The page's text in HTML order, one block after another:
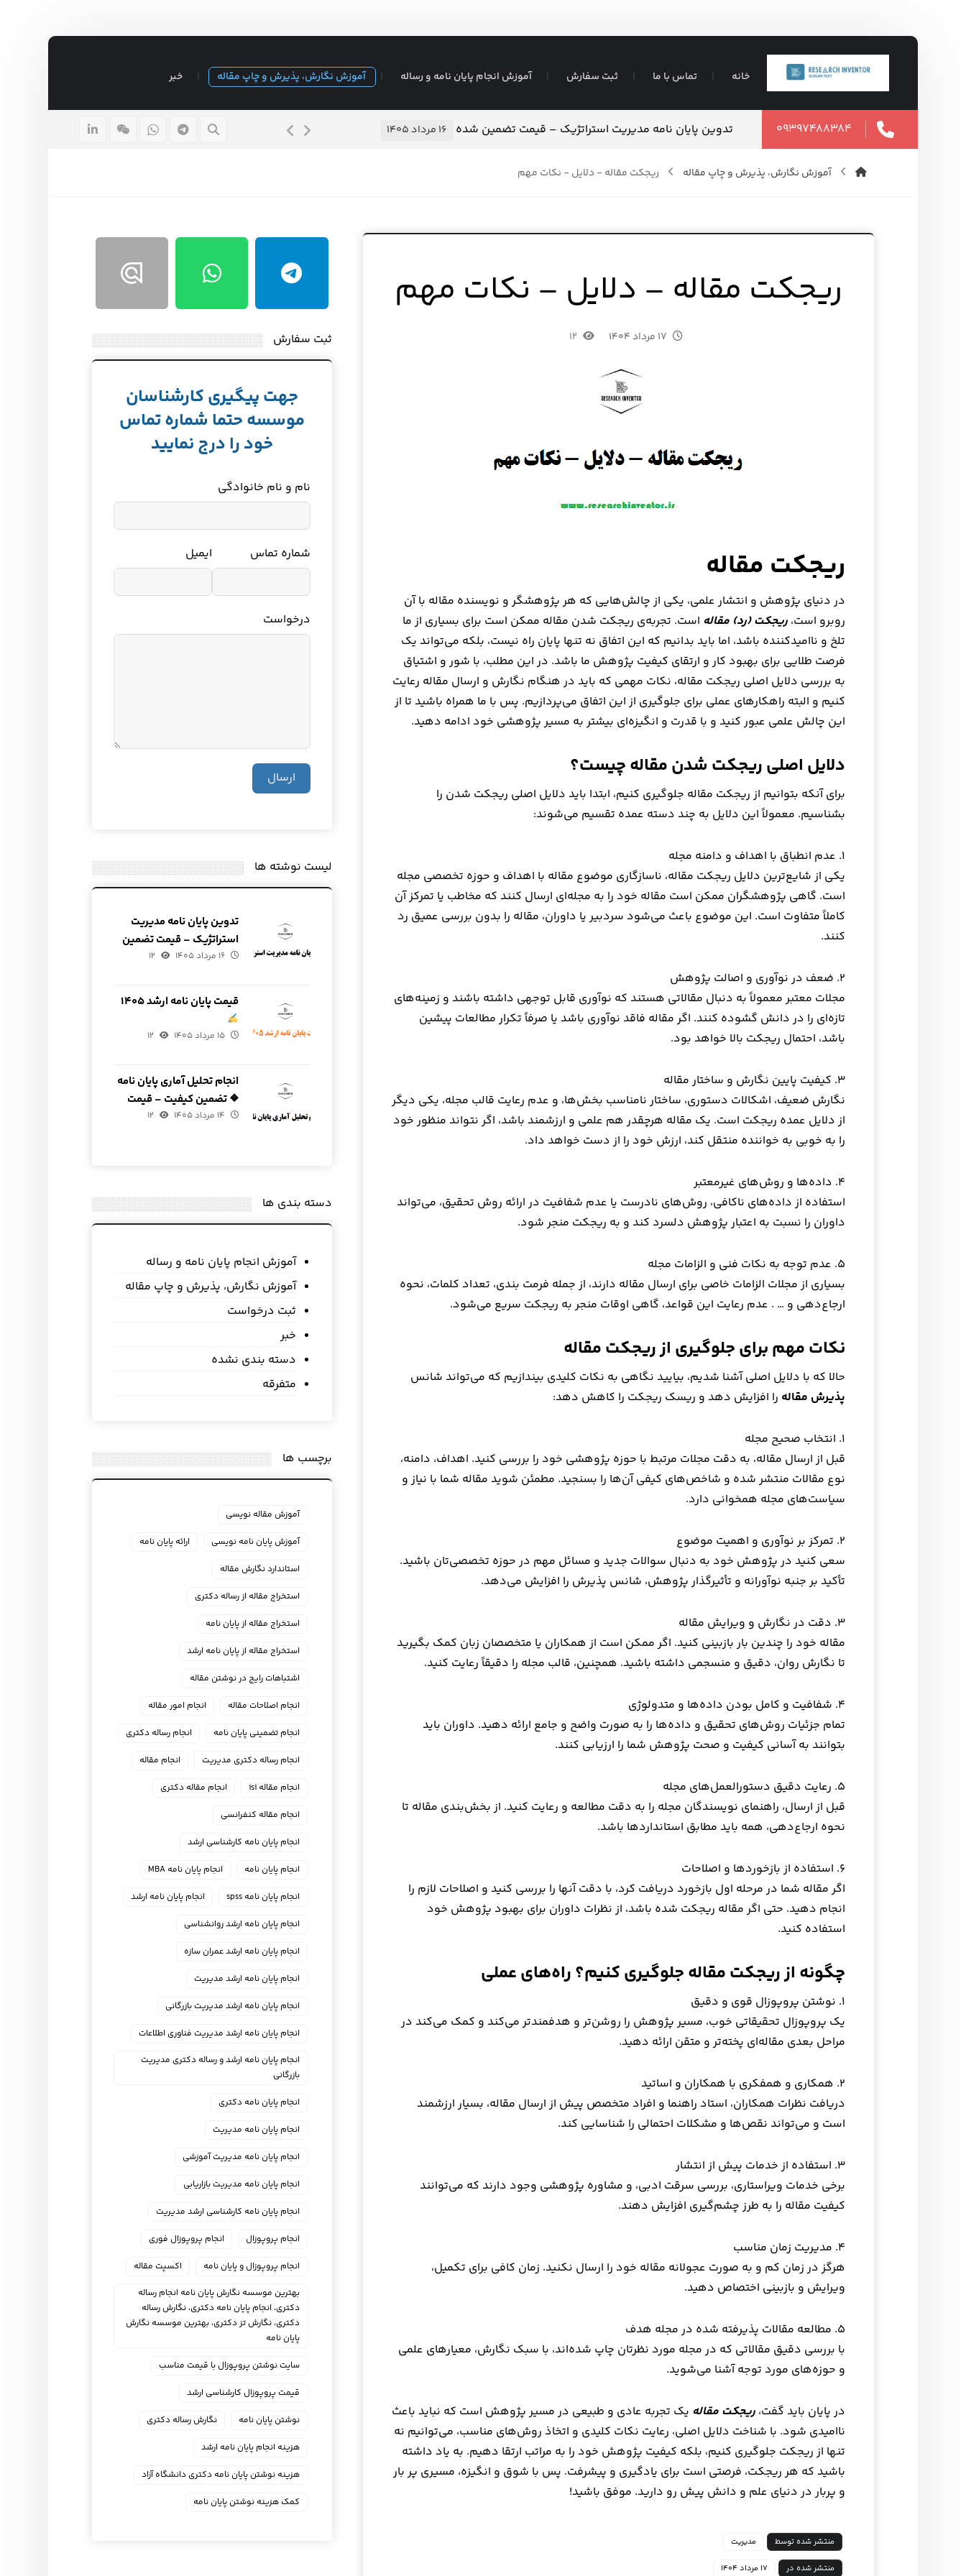
خانه تماس با ما ثبت سفارش آموزش انجام پایان نامه و رساله آموزش نگارش، پذیرش و چاپ مقاله خبر
۰۹۳۹۷۴۸۸۳۸۴ موضوع پایان نامه مدیریت بازرگانی داخلی تدوین پایان نامه مدیریت استراتژیک – قیمت تضمین شده ۱۶ مرداد ۱۴۰۵
آموزش نگارش، پذیرش و چاپ مقاله ریجکت مقاله - دلایل - نکات مهم
ریجکت مقاله – دلایل – نکات مهم
۱۷ مرداد ۱۴۰۴ ۱۲
ریجکت مقاله
در دنیای پژوهش و انتشار علمی، یکی از چالش‌هایی که هر پژوهشگر و نویسنده مقاله با آن
روبرو است، ریجکت (رد) مقاله است. تجربه‌ی ریجکت شدن مقاله ممکن است برای بسیاری از ما
تلخ و ناامیدکننده باشد، اما باید بدانیم که این اتفاق نه تنها پایان راه نیست، بلکه می‌تواند یک
فرصت طلایی برای بهبود کار و ارتقای کیفیت پژوهش ما باشد. در این مطلب، با شور و اشتیاق
به بررسی دلایل اصلی ریجکت مقاله، نکات مهمی که باید در هنگام نگارش و ارسال مقاله رعایت
کنیم و البته راهکارهای عملی برای جلوگیری از این اتفاق می‌پردازیم. پس با ما همراه باشید تا از
این چالش علمی عبور کنید و با قدرت و انگیزه‌ای بیشتر به مسیر پژوهشی خود ادامه دهید.
دلایل اصلی ریجکت شدن مقاله چیست؟
برای آنکه بتوانیم از ریجکت مقاله جلوگیری کنیم، ابتدا باید دلایل اصلی ریجکت شدن را
بشناسیم. معمولاً این دلایل به چند دسته عمده تقسیم می‌شوند:
۱. عدم انطباق با اهداف و دامنه مجله
یکی از شایع‌ترین دلایل ریجکت مقاله، ناسازگاری موضوع مقاله با اهداف و حوزه تخصصی مجله
است. گاهی پژوهشگران ممکن است مقاله خود را به مجله‌ای ارسال کنند که مخاطب یا تمرکز آن
کاملاً متفاوت است. این موضوع باعث می‌شود سردبیر یا داوران، مقاله را بدون بررسی عمیق رد
کنند.
۲. ضعف در نوآوری و اصالت پژوهش
مجلات معتبر معمولاً به دنبال مقالاتی هستند که نوآوری قابل توجهی داشته باشند و زمینه‌های
تازه‌ای را در دانش گشوده کنند. اگر مقاله فاقد نوآوری باشد یا صرفاً تکرار مطالعات پیشین
باشد، احتمال ریجکت بالا خواهد بود.
۳. کیفیت پایین نگارش و ساختار مقاله
نگارش ضعیف، اشکالات دستوری، ساختار نامناسب بخش‌ها، و عدم رعایت قالب مجله، یکی دیگر
از دلایل عمده ریجکت است. یک مقاله هرچقدر هم علمی و ارزشمند باشد، اگر نتواند منظور خود
را به خوبی به خواننده منتقل کند، ارزش خود را از دست خواهد داد.
۴. داده‌ها و روش‌های غیرمعتبر
استفاده از داده‌های ناکافی، روش‌های نادرست یا عدم شفافیت در ارائه روش تحقیق، می‌تواند
داوران را نسبت به اعتبار پژوهش دلسرد کند و به ریجکت منجر شود.
۵. عدم توجه به نکات فنی و الزامات مجله
بسیاری از مجلات الزامات خاصی برای ارسال مقاله دارند، از جمله فرمت بندی، تعداد کلمات، نحوه
ارجاع‌دهی و … . عدم رعایت این قواعد، گاهی اوقات منجر به ریجکت سریع می‌شود.
نکات مهم برای جلوگیری از ریجکت مقاله
حالا که با دلایل اصلی آشنا شدیم، بیایید نگاهی به نکات کلیدی بیندازیم که می‌تواند شانس
پذیرش مقاله را افزایش دهد و ریسک ریجکت را کاهش دهد:
۱. انتخاب صحیح مجله
قبل از ارسال مقاله، به دقت مجلات مرتبط با حوزه پژوهشی خود را بررسی کنید. اهداف، دامنه،
نوع مقالات منتشر شده و شاخص‌های کیفی آن‌ها را بسنجید. مطمئن شوید مقاله شما با نیاز و
سیاست‌های مجله همخوانی دارد.
۲. تمرکز بر نوآوری و اهمیت موضوع
سعی کنید در پژوهش خود به دنبال سوالات جدید و مسائل مهم در حوزه تخصصی‌تان باشید.
تأکید بر جنبه نوآورانه و تأثیرگذار پژوهش، شانس پذیرش را افزایش می‌دهد.
۳. دقت در نگارش و ویرایش مقاله
مقاله خود را چندین بار بازبینی کنید. اگر ممکن است از همکاران یا متخصصان زبان کمک بگیرید
تا نگارش روان، دقیق و منسجمی داشته باشید. همچنین، قالب مجله را دقیقاً رعایت کنید.
۴. شفافیت و کامل بودن داده‌ها و متدولوژی
تمام جزئیات روش‌های تحقیق و داده‌ها را به صورت واضح و جامع ارائه دهید. داوران باید
بتوانند به آسانی کیفیت و صحت پژوهش شما را ارزیابی کنند.
۵. رعایت دقیق دستورالعمل‌های مجله
قبل از ارسال، راهنمای نویسندگان مجله را به دقت مطالعه و رعایت کنید. از بخش‌بندی مقاله تا
نحوه ارجاع‌دهی، همه باید مطابق استانداردها باشد.
۶. استفاده از بازخوردها و اصلاحات
اگر مقاله شما در مرحله اول بازخورد دریافت کرد، با دقت آنها را بررسی کنید و اصلاحات لازم را
انجام دهید. حتی اگر مقاله ریجکت شده باشد، از نظرات داوران برای بهبود پژوهش خود
استفاده کنید.
چگونه از ریجکت مقاله جلوگیری کنیم؟ راه‌های عملی
۱. نوشتن پروپوزال قوی و دقیق
یک پروپوزال تحقیقاتی خوب، مسیر پژوهش را روشن‌تر و هدفمندتر می‌کند و کمک می‌کند در
مراحل بعدی مقاله‌ای پخته‌تر و متقن ارائه دهید.
۲. همکاری و همفکری با همکاران و اساتید
دریافت نظرات همکاران، استاد راهنما و افراد متخصص پیش از ارسال مقاله، بسیار ارزشمند
است و می‌تواند نقص‌ها و مشکلات احتمالی را شناسایی کند.
۳. استفاده از خدمات پیش از انتشار
برخی خدمات ویراستاری، بررسی سرقت ادبی، و مشاوره پژوهشی وجود دارند که می‌توانند
کیفیت مقاله را به طرز چشم‌گیری افزایش دهند.
۴. مدیریت زمان مناسب
هرگز در زمان کم و به صورت عجولانه مقاله خود را ارسال نکنید. زمان کافی برای تکمیل،
ویرایش و بازبینی اختصاص دهید.
۵. مطالعه مقالات پذیرفته شده در مجله هدف
با بررسی دقیق مقالاتی که در مجله مورد نظرتان چاپ شده‌اند، با سبک نگارش، معیارهای علمی
و حوزه‌های مورد توجه آشنا می‌شوید.
در پایان باید گفت، ریجکت مقاله یک تجربه عادی و طبیعی در مسیر پژوهش است که نباید باعث
ناامیدی شود. با شناخت دلایل اصلی، رعایت نکات کلیدی و اتخاذ روش‌های مناسب، می‌توانیم نه
تنها از ریجکت جلوگیری کنیم، بلکه کیفیت پژوهش خود را به مراتب ارتقا دهیم. به یاد داشته
باشید که هر ریجکت، فرصتی است برای یادگیری و پیشرفت. پس با شوق و انگیزه، مسیری پر بار
و پربار در دنیای علم و دانش پیش رو دارید. موفق باشید!
منتشر شده توسط مدیریت
منتشر شده در ۱۷ مرداد ۱۴۰۴
ثبت سفارش
جهت پیگیری کارشناسان
موسسه حتما شماره تماس
خود را درج نمایید
نام و نام خانوادگی
شماره تماس ایمیل
درخواست
ارسال
لیست نوشته ها
تدوین پایان نامه مدیریت
استراتژیک – قیمت تضمین
شده
۱۶ مرداد ۱۴۰۵ ۱۲
قیمت پایان نامه ارشد ۱۴۰۵
۱۵ مرداد ۱۴۰۵ ۱۲
انجام تحلیل آماری پایان نامه
❖ تضمین کیفیت – قیمت
مناسب
۱۴ مرداد ۱۴۰۵ ۱۲
دسته بندی ها
آموزش انجام پایان نامه و رساله
آموزش نگارش، پذیرش و چاپ مقاله
ثبت درخواست
خبر
دسته بندی نشده
متفرقه
برچسب ها
آموزش مقاله نویسی
آموزش پایان نامه نویسی
ارائه پایان نامه
استاندارد نگارش مقاله
استخراج مقاله از رساله دکتری
استخراج مقاله از پایان نامه
استخراج مقاله از پایان نامه ارشد
اشتباهات رایج در نوشتن مقاله
انجام اصلاحات مقاله
انجام امور مقاله
انجام تضمینی پایان نامه
انجام رساله دکتری
انجام رساله دکتری مدیریت
انجام مقاله
انجام مقاله isi
انجام مقاله دکتری
انجام مقاله کنفرانسی
انجام پايان نامه كارشناسي ارشد
انجام پایان نامه
انجام پایان نامه MBA
انجام پایان نامه spss
انجام پایان نامه ارشد
انجام پایان نامه ارشد روانشناسی
انجام پایان نامه ارشد عمران سازه
انجام پایان نامه ارشد مدیریت
انجام پایان نامه ارشد مدیریت بازرگانی
انجام پایان نامه ارشد مدیریت فناوری اطلاعات
انجام پایان نامه ارشد و رساله دکتری مدیریت
بازرگانی
انجام پایان نامه دکتری
انجام پایان نامه مدیریت
انجام پایان نامه مدیریت آموزشی
انجام پایان نامه مدیریت بازاریابی
انجام پایان نامه کارشناسی ارشد مدیریت
انجام پروپوزال
انجام پروپوزال فوری
انجام پروپوزال و پایان نامه
اکسپت مقاله
بهترین موسسه نگارش پایان نامه انجام رساله
دکتری، انجام پایان نامه دکتری، نگارش رساله
دکتری، نگارش تز دکتری، بهترین موسسه نگارش
پایان نامه
سایت نوشتن پروپوزال با قیمت مناسب
قیمت پروپوزال کارشناسی ارشد
نوشتن پایان نامه
نگارش رساله دکتری
هزینه انجام پایان نامه ارشد
هزینه نوشتن پایان نامه دکتری دانشگاه آزاد
کمک هزینه نوشتن پایان نامه